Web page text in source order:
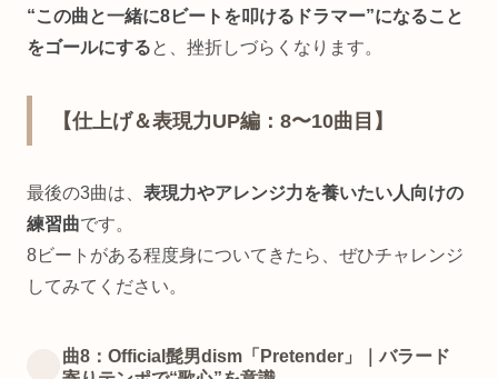
“この曲と一緒に8ビートを叩けるドラマー”になること
をゴールにすると、挫折しづらくなります。
【仕上げ＆表現力UP編：8〜10曲目】
最後の3曲は、 表現力やアレンジ力を養いたい人向けの
練習曲です。
8ビートがある程度身についてきたら、ぜひチャレンジ
してみてください。
曲8：Official髭男dism「Pretender」｜バラード